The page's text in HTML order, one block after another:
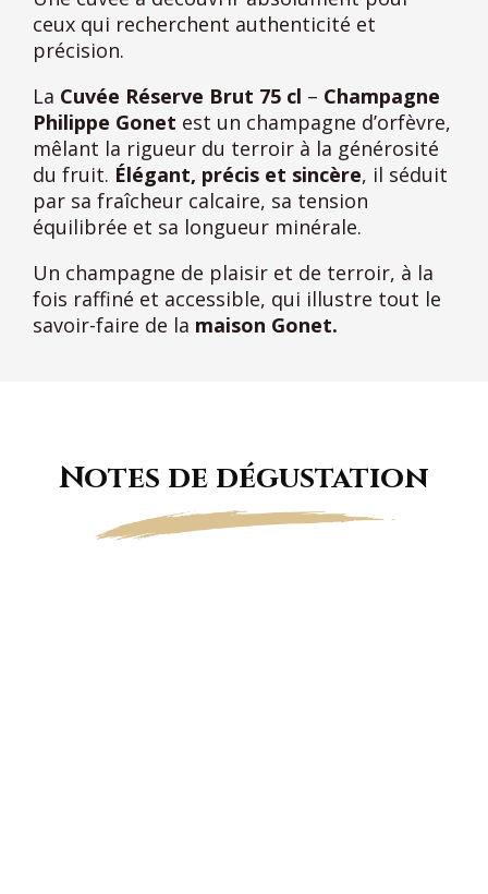
ceux qui recherchent authenticité et
précision.
La Cuvée Réserve Brut 75 cl – Champagne
Philippe Gonet est un champagne d’orfèvre,
mêlant la rigueur du terroir à la générosité
du fruit. Élégant, précis et sincère, il séduit
par sa fraîcheur calcaire, sa tension
équilibrée et sa longueur minérale.
Un champagne de plaisir et de terroir, à la
fois raffiné et accessible, qui illustre tout le
savoir-faire de la maison Gonet.
Notes de dégustation